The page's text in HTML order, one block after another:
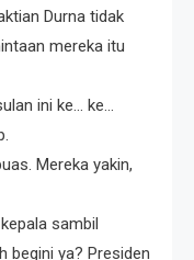
Durna tidak
mereka itu
ini ke… ke…
Mereka yakin,
sambil
begini ya? Presiden